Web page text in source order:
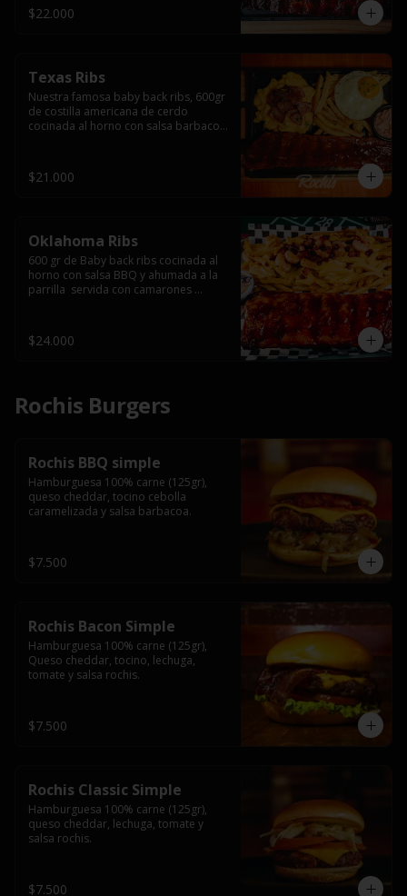
$22.000
Texas Ribs
Nuestra famosa baby back ribs, 600gr
de costilla americana de cerdo
cocinada al horno con salsa barbacoa
tocino ahumado laminado, papas
fritas  y un huevo frito.
$21.000
Oklahoma Ribs
600 gr de Baby back ribs cocinada al
horno con salsa BBQ y ahumada a la
parrilla  servida con camarones
$24.000
Rochis Burgers
Rochis BBQ simple
Hamburguesa 100% carne (125gr),
queso cheddar, tocino cebolla
caramelizada y salsa barbacoa.
$7.500
Rochis Bacon Simple
Hamburguesa 100% carne (125gr),
Queso cheddar, tocino, lechuga,
tomate y salsa rochis.
$7.500
Rochis Classic Simple
Hamburguesa 100% carne (125gr),
queso cheddar, lechuga, tomate y
salsa rochis.
$7.500